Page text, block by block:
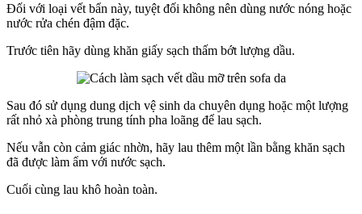
Đối với loại vết bẩn này, tuyệt đối không nên dùng nước nóng hoặc
nước rửa chén đậm đặc.
Trước tiên hãy dùng khăn giấy sạch thấm bớt lượng dầu.
Sau đó sử dụng dung dịch vệ sinh da chuyên dụng hoặc một lượng
rất nhỏ xà phòng trung tính pha loãng để lau sạch.
Nếu vẫn còn cảm giác nhờn, hãy lau thêm một lần bằng khăn sạch
đã được làm ẩm với nước sạch.
Cuối cùng lau khô hoàn toàn.